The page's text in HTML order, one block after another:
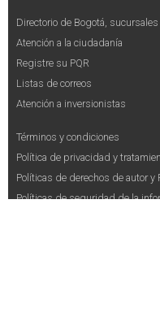
Directorio de Bogotá,
Atención a la ciudadanía
Registre su PQR
Listas de correos
Atención a inversionistas
Términos y condiciones
Política de privacidad y
Políticas de derechos de autor y
Políticas de seguridad de la